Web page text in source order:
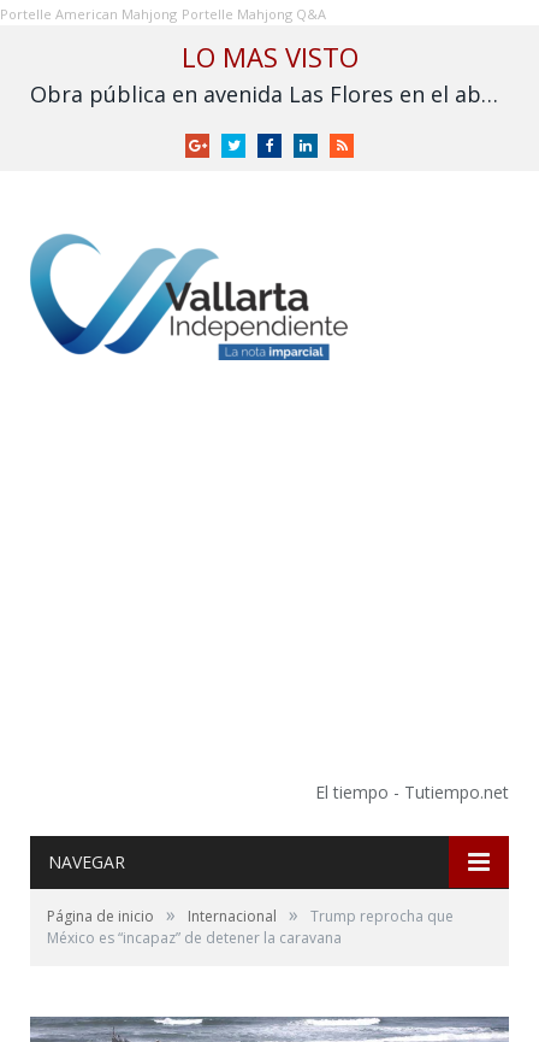
Portelle American Mahjong Portelle Mahjong Q&A
LO MAS VISTO
Obra pública en avenida Las Flores en el abandono
GoogleTwitterFacebookLinkedInRSS
El tiempo - Tutiempo.net
NAVEGAR
Página de inicio » Internacional »
Trump reprocha que
México es “incapaz” de detener la caravana